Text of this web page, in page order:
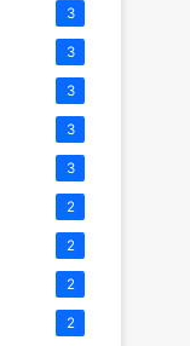
3
3
3
3
3
2
2
2
2